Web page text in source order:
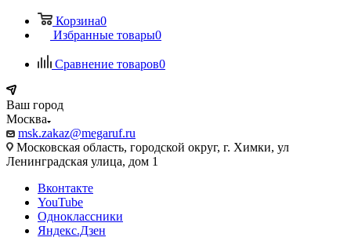
Корзина0
Избранные товары0
Сравнение товаров0
Ваш город
Москва
msk.zakaz@megaruf.ru
Московская область, городской округ, г. Химки, ул
Ленинградская улица, дом 1
Вконтакте
YouTube
Одноклассники
Яндекс.Дзен